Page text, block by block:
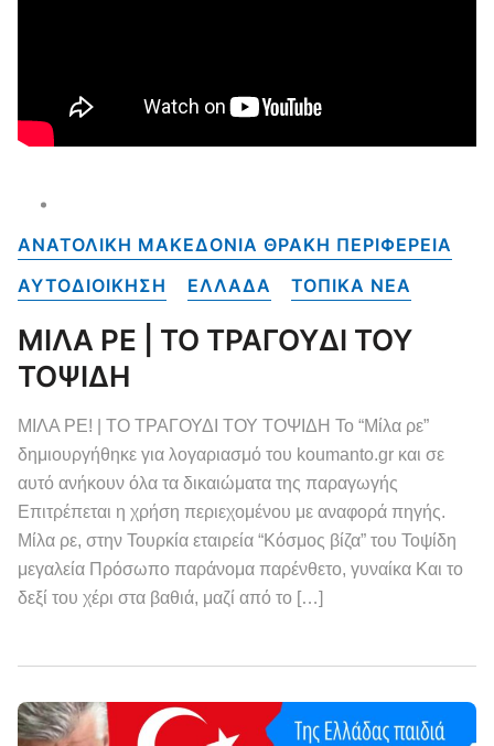
ΑΝΑΤΟΛΙΚΗ ΜΑΚΕΔΟΝΙΑ ΘΡΑΚΗ ΠΕΡΙΦΕΡΕΙΑ
ΑΥΤΟΔΙΟΙΚΗΣΗ
ΕΛΛΑΔΑ ΤΟΠΙΚΑ NEA
ΜΙΛΑ ΡΕ | ΤΟ ΤΡΑΓΟΥΔΙ ΤΟΥ
ΤΟΨΙΔΗ
ΜΙΛΑ ΡΕ! | ΤΟ ΤΡΑΓΟΥΔΙ ΤΟΥ ΤΟΨΙΔΗ Το “Μίλα ρε”
δημιουργήθηκε για λογαριασμό του koumanto.gr και σε
αυτό ανήκουν όλα τα δικαιώματα της παραγωγής
Επιτρέπεται η χρήση περιεχομένου με αναφορά πηγής.
Μίλα ρε, στην Τουρκία εταιρεία “Κόσμος βίζα” του Τοψίδη
μεγαλεία Πρόσωπο παράνομα παρένθετο, γυναίκα Και το
δεξί του χέρι στα βαθιά, μαζί από το […]